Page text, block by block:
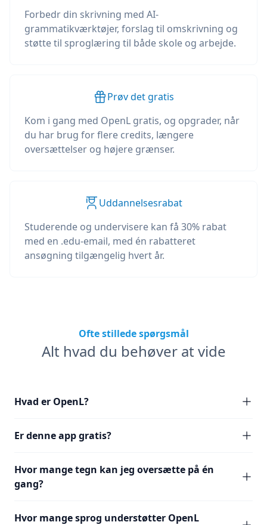
Forbedr din skrivning med AI-
grammatikværktøjer, forslag til omskrivning og
støtte til sproglæring til både skole og arbejde.
Prøv det gratis
Kom i gang med OpenL gratis, og opgrader, når
du har brug for flere credits, længere
oversættelser og højere grænser.
Uddannelsesrabat
Studerende og undervisere kan få 30% rabat
med en .edu-email, med én rabatteret
ansøgning tilgængelig hvert år.
Ofte stillede spørgsmål
Alt hvad du behøver at vide
Hvad er OpenL?
Er denne app gratis?
Hvor mange tegn kan jeg oversætte på én
gang?
Hvor mange sprog understøtter OpenL